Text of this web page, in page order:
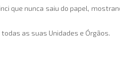
que nunca saiu do papel,
as suas Unidades e Órgãos.